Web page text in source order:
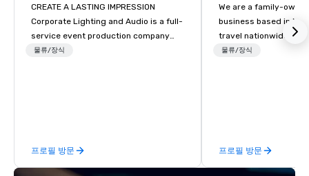
CREATE A LASTING IMPRESSION
Corporate Lighting and Audio is a full-
service event production company
specializing in concerts, conferences,
물류/장식
프로필 방문
We are a family-
business based in
travel nationwide
Conventions and
your location we can
need when you need it.
물류/장식
프로필 방문